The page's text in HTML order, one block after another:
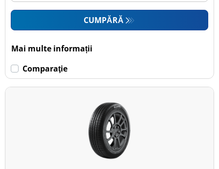
CUMPĂRĂ
Mai multe informații
Comparaţie